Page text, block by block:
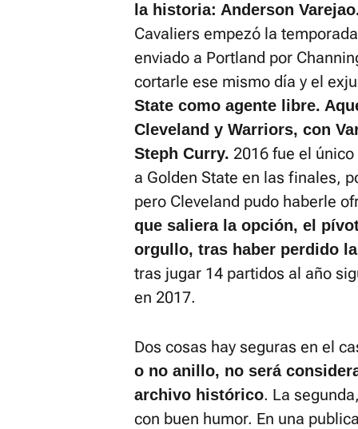
la historia: Anderson
Cavaliers empezó la
enviado a Portland por
cortarle ese mismo día y el
State como agente libre.
Cleveland y Warriors, con
Steph Curry. 2016 fue el
a Golden State en las finales,
pero Cleveland pudo haberle
que saliera la opción, el
orgullo, tras haber perdido
tras jugar 14 partidos al año
en 2017.
Dos cosas hay seguras en el
o no anillo, no será
archivo histórico. La
con buen humor. En una